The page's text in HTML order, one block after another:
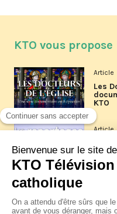
KTO vous propose
Article
Les
KTO
Article
Les
La
XIV